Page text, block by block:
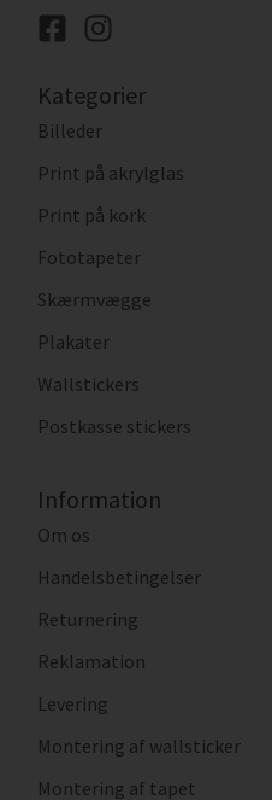
Kategorier
Billeder
Print på akrylglas
Print på kork
Fototapeter
Skærmvægge
Plakater
Wallstickers
Postkasse stickers
Information
Om os
Handelsbetingelser
Returnering
Reklamation
Levering
Montering af wallsticker
Montering af tapet